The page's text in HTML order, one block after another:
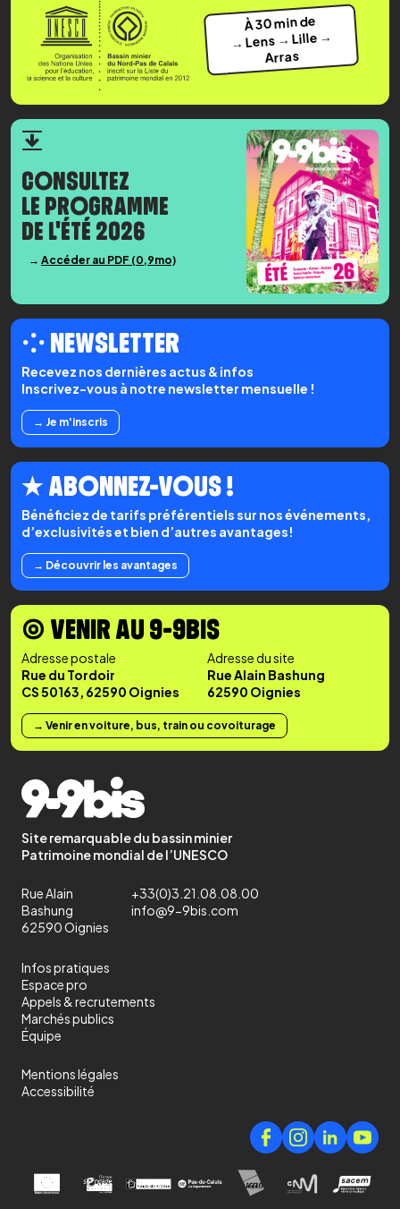
À 30 min de
→ Lens → Lille →
Arras
CONSULTEZ
LE PROGRAMME
DE L'ÉTÉ 2026
→ Accéder au PDF (0,9mo)
⁘ NEWSLETTER
Recevez nos dernières actus & infos
Inscrivez-vous à notre newsletter mensuelle !
→ Je m'inscris
★ ABONNEZ-VOUS !
Bénéficiez de tarifs préférentiels sur nos événements,
d’exclusivités et bien d’autres avantages!
→ Découvrir les avantages
◉ VENIR AU 9-9BIS
Adresse postale
Rue du Tordoir
CS 50163, 62590 Oignies
Adresse du site
Rue Alain Bashung
62590 Oignies
→ Venir en voiture, bus, train ou covoiturage
Site remarquable du bassin minier
Patrimoine mondial de l’UNESCO
Rue Alain
Bashung
62590 Oignies
+33(0)3.21.08.08.00
info@9-9bis.com
Infos pratiques
Espace pro
Appels & recrutements
Marchés publics
Équipe
Mentions légales
Accessibilité